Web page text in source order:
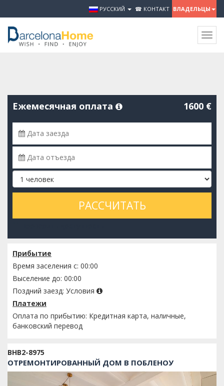
РУССКИЙ ☎ КОНТАКТ ВЛАДЕЛЬЦЫ
Ежемесячная оплата 1600 €
РАССЧИТАТЬ
Прибытие
Время заселения с: 00:00
Выселение до: 00:00
Поздний заезд: Условия
Платежи
Оплата по прибытию: Кредитная карта, наличные,
банковский перевод
BHB2-8975
ОТРЕМОНТИРОВАННЫЙ ДОМ В ПОБЛЕНОУ